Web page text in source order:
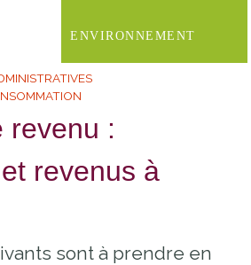
ENVIRONNEMENT
revenu :
revenus à
sont à prendre en